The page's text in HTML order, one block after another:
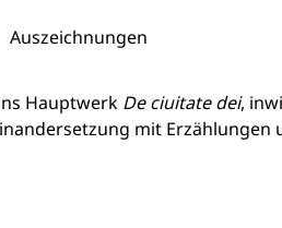
Auszeichnungen
Hauptwerk De ciuitate dei,
mit Erzählungen